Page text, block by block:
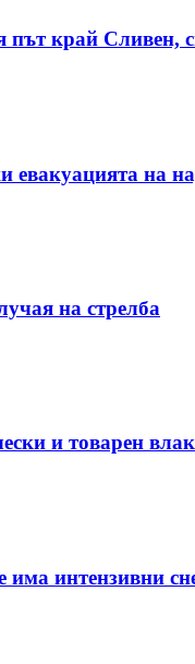
край Сливен,
евакуацията на
на стрелба
и товарен
интензивни